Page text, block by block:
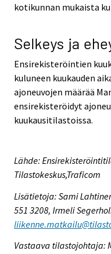
kotikunnan mukaista
Selkeys ja
Ensirekisteröintien
kuluneen kuukauden
ajoneuvojen määrää
ensirekisteröidyt
kuukausitilastoissa.
Lähde:
Tilastokeskus,Traficom
Lisätietoja: Sami
551 3208, Irmeli
Vastaava tilastojohtaja: